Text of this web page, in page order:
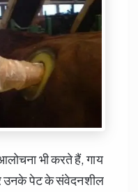
भी करते हैं, गाय
उनके पेट के संवेदनशील